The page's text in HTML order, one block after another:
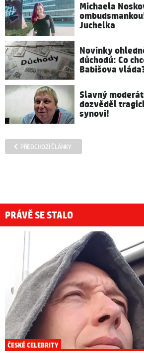
Michaela
Juchelka
Novinky
důchodů: Co
Babišova
Slavný
dozvěděl
synovi!
PŘEDCHOZÍ ČLÁNKY
PRÁVĚ SE STALO
ČESKÉ CELEBRITY